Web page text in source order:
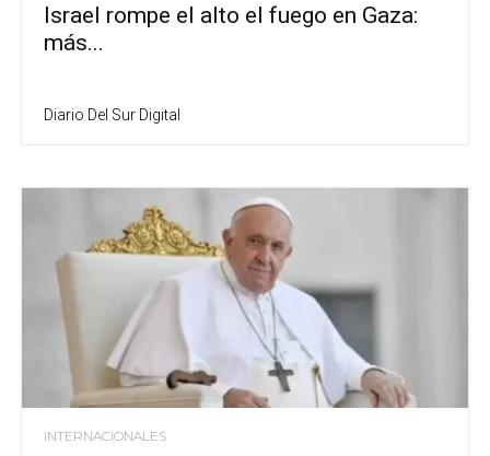
Israel rompe el alto el fuego en Gaza:
más...
Diario Del Sur Digital
INTERNACIONALES